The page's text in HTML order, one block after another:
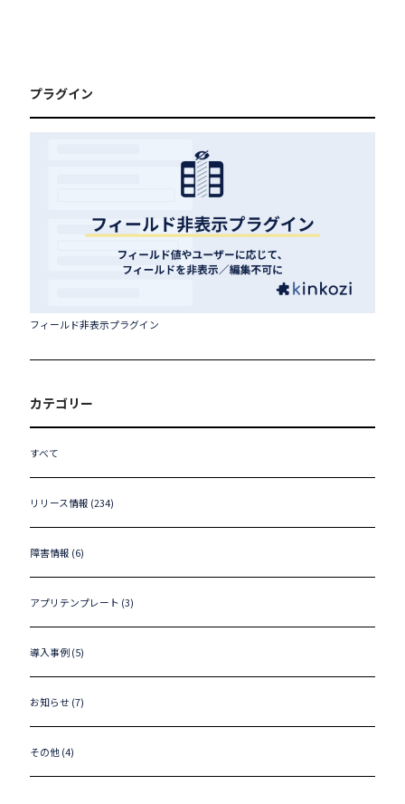
プラグイン
フィールド非表示プラグイン
カテゴリー
すべて
リリース情報 (234)
障害情報 (6)
アプリテンプレート (3)
導入事例 (5)
お知らせ (7)
その他 (4)